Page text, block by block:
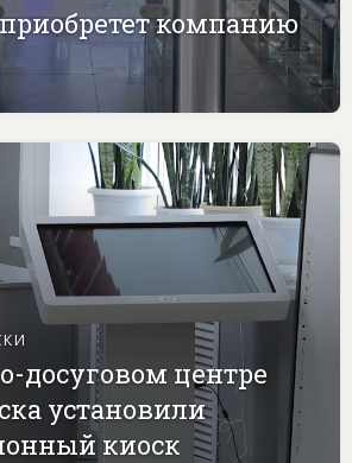
приобретет компанию
досуговом центре
установили
киоск